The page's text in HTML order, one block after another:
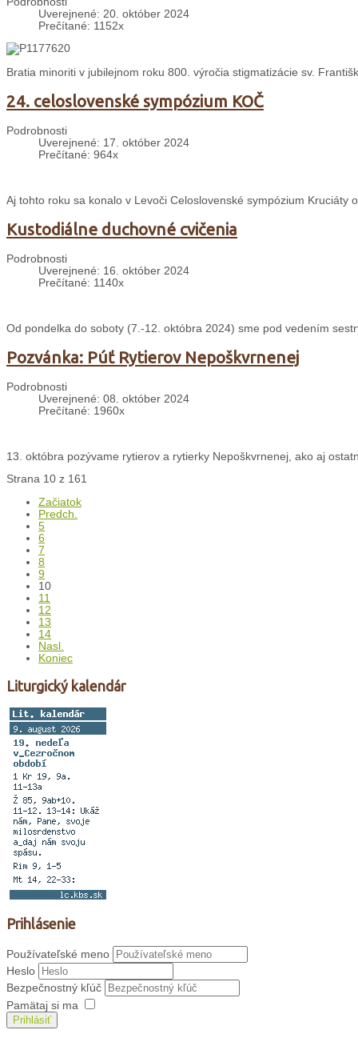
Uverejnené: 20. október 2024
Prečítané: 1152x
Bratia minoriti v jubilejnom roku 800. výročia stigmatizácie sv.
24. celoslovenské sympózium KOČ
Podrobnosti
Uverejnené: 17. október 2024
Prečítané: 964x
Aj tohto roku sa konalo v Levoči Celoslovenské sympózium
Kustodiálne duchovné cvičenia
Podrobnosti
Uverejnené: 16. október 2024
Prečítané: 1140x
Od pondelka do soboty (7.-12. októbra 2024) sme pod vedením
Pozvánka: Púť Rytierov Nepoškvrnenej
Podrobnosti
Uverejnené: 08. október 2024
Prečítané: 1960x
13. októbra pozývame rytierov a rytierky Nepoškvrnenej, ako aj
Strana 10 z 161
Začiatok
Predch.
5
6
7
8
9
10
11
12
13
14
Nasl.
Koniec
Liturgický kalendár
Prihlásenie
Používateľské meno
Heslo
Bezpečnostný kľúč
Pamätaj si ma
Prihlásiť